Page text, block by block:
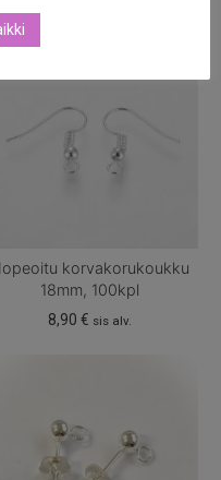
korvakorukoukku
18mm, 100kpl
8,90 € sis alv.